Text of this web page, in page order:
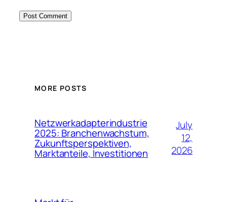
MORE POSTS
Netzwerkadapterindustrie
2025: Branchenwachstum,
Zukunftsperspektiven,
Marktanteile, Investitionen
July
12,
2026